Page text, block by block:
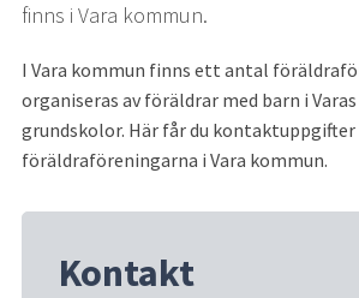
finns i Vara kommun.
I Vara kommun finns ett antal
organiseras av föräldrar med barn i
grundskolor. Här får du
föräldraföreningarna i Vara kommun.
Kontakt